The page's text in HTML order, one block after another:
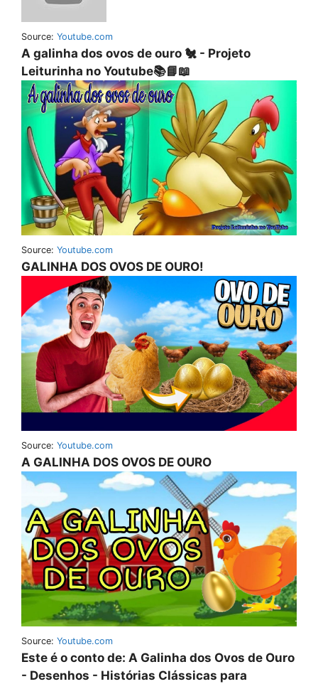
Source: Youtube.com
A galinha dos ovos de ouro 🐔 - Projeto
Leiturinha no Youtube📚📘📖
Source: Youtube.com
GALINHA DOS OVOS DE OURO!
Source: Youtube.com
A GALINHA DOS OVOS DE OURO
Source: Youtube.com
Este é o conto de: A Galinha dos Ovos de Ouro
- Desenhos - Histórias Clássicas para